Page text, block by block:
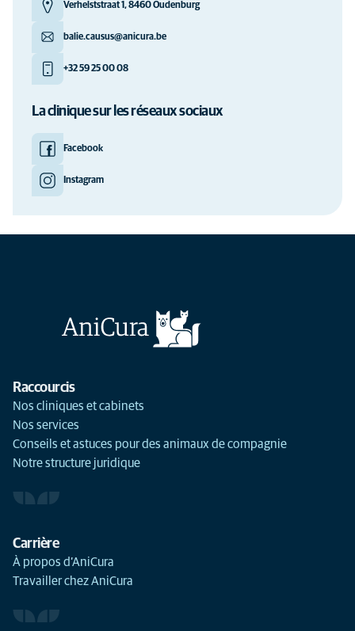
Verhelststraat 1, 8460 Oudenburg
balie.causus@anicura.be
+32 59 25 00 08
La clinique sur les réseaux sociaux
Facebook
Instagram
Raccourcis
Nos cliniques et cabinets
Nos services
Conseils et astuces pour des animaux de compagnie
Notre structure juridique
Carrière
À propos d’AniCura
Travailler chez AniCura